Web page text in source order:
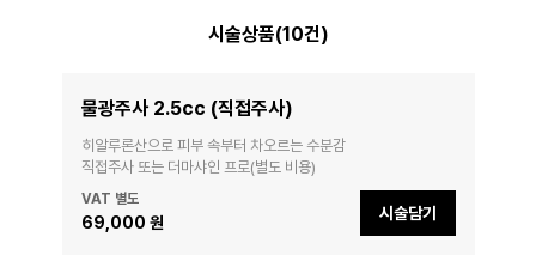
시술상품(10건)
물광주사 2.5cc (직접주사)
히알루론산으로 피부 속부터 차오르는 수분감
직접주사 또는 더마샤인 프로(별도 비용)
VAT 별도
69,000 원 시술담기